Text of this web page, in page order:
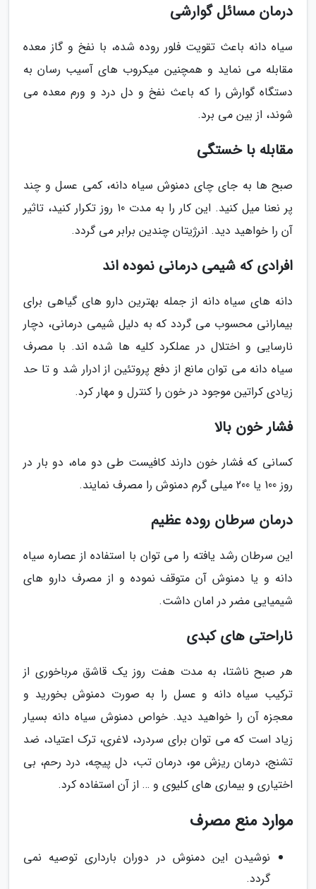
درمان مسائل گوارشی
سیاه دانه باعث تقویت فلور روده شده، با نفخ و گاز معده
مقابله می نماید و همچنین میکروب های آسیب رسان به
دستگاه گوارش را که باعث نفخ و دل درد و ورم معده می
شوند، از بین می برد.
مقابله با خستگی
صبح ها به جای چای دمنوش سیاه دانه، کمی عسل و چند
پر نعنا میل کنید. این کار را به مدت 10 روز تکرار کنید، تاثیر
آن را خواهید دید. انرژیتان چندین برابر می گردد.
افرادی که شیمی درمانی نموده اند
دانه های سیاه دانه از جمله بهترین دارو های گیاهی برای
بیمارانی محسوب می گردد که به دلیل شیمی درمانی، دچار
نارسایی و اختلال در عملکرد کلیه ها شده اند. با مصرف
سیاه دانه می توان مانع از دفع پروتئین از ادرار شد و تا حد
زیادی کراتین موجود در خون را کنترل و مهار کرد.
فشار خون بالا
کسانی که فشار خون دارند کافیست طی دو ماه، دو بار در
روز 100 یا 200 میلی گرم دمنوش را مصرف نمایند.
درمان سرطان روده عظیم
این سرطان رشد یافته را می توان با استفاده از عصاره سیاه
دانه و یا دمنوش آن متوقف نموده و از مصرف دارو های
شیمیایی مضر در امان داشت.
ناراحتی های کبدی
هر صبح ناشتا، به مدت هفت روز یک قاشق مرباخوری از
ترکیب سیاه دانه و عسل را به صورت دمنوش بخورید و
معجزه آن را خواهید دید. خواص دمنوش سیاه دانه بسیار
زیاد است که می توان برای سردرد، لاغری، ترک اعتیاد، ضد
تشنج، درمان ریزش مو، درمان تب، دل پیچه، درد رحم، بی
اختیاری و بیماری های کلیوی و … از آن استفاده کرد.
موارد منع مصرف
نوشیدن این دمنوش در دوران بارداری توصیه نمی
گردد.